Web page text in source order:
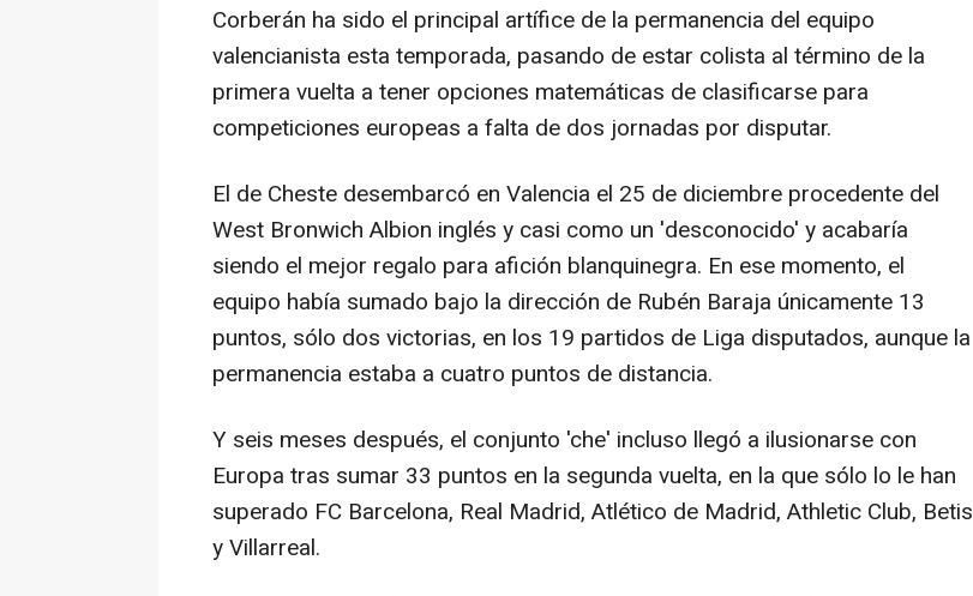
Corberán ha sido el principal artífice de la permanencia del equipo
valencianista esta temporada, pasando de estar colista al término de la
primera vuelta a tener opciones matemáticas de clasificarse para
competiciones europeas a falta de dos jornadas por disputar.
El de Cheste desembarcó en Valencia el 25 de diciembre procedente del
West Bronwich Albion inglés y casi como un 'desconocido' y acabaría
siendo el mejor regalo para afición blanquinegra. En ese momento, el
equipo había sumado bajo la dirección de Rubén Baraja únicamente 13
puntos, sólo dos victorias, en los 19 partidos de Liga disputados, aunque la
permanencia estaba a cuatro puntos de distancia.
Y seis meses después, el conjunto 'che' incluso llegó a ilusionarse con
Europa tras sumar 33 puntos en la segunda vuelta, en la que sólo lo le han
superado FC Barcelona, Real Madrid, Atlético de Madrid, Athletic Club, Betis
y Villarreal.